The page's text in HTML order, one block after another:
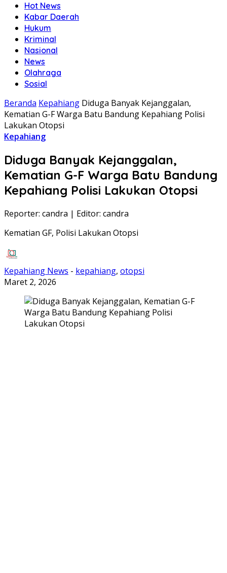
Hot News
Kabar Daerah
Hukum
Kriminal
Nasional
News
Olahraga
Sosial
Beranda Kepahiang Diduga Banyak Kejanggalan,
Kematian G-F Warga Batu Bandung Kepahiang Polisi
Lakukan Otopsi
Kepahiang
Diduga Banyak Kejanggalan,
Kematian G-F Warga Batu Bandung
Kepahiang Polisi Lakukan Otopsi
Reporter: candra | Editor: candra
Kematian GF, Polisi Lakukan Otopsi
Kepahiang News - kepahiang, otopsi
Maret 2, 2026